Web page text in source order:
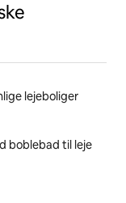
lejeboliger
boblebad til leje